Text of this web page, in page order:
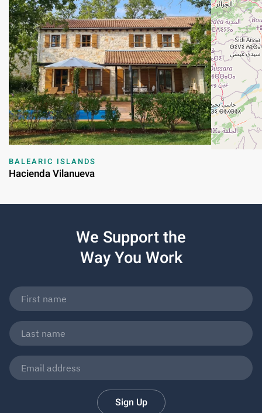
BALEARIC ISLANDS
Hacienda Vilanueva
We Support the
Way You Work
Sign Up